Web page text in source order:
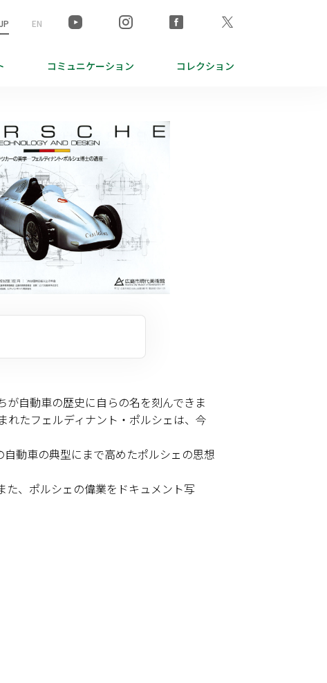
JP EN
コミュニケーション コレクション
自動車の歴史に自らの名を刻んできま
れたフェルディナント・ポルシェは、今
動車の典型にまで高めたポルシェの思想
、ポルシェの偉業をドキュメント写